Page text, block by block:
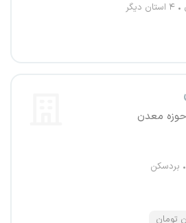
۴ استان دیگر
معدن
بردسکن